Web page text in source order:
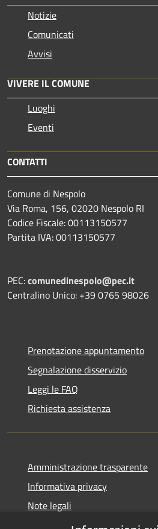
Notizie
Comunicati
Avvisi
VIVERE IL COMUNE
Luoghi
Eventi
CONTATTI
Comune di Nespolo
Via Roma, 156, 02020 Nespolo RI
Codice Fiscale: 00113150577
Partita IVA: 00113150577
PEC:comunedinespolo@pec.it
Centralino Unico: +39 0765 98026
Prenotazione appuntamento
Segnalazione disservizio
Leggi le FAQ
Richiesta assistenza
Amministrazione trasparente
Informativa privacy
Note legali
Dichiarazione di accessibilità